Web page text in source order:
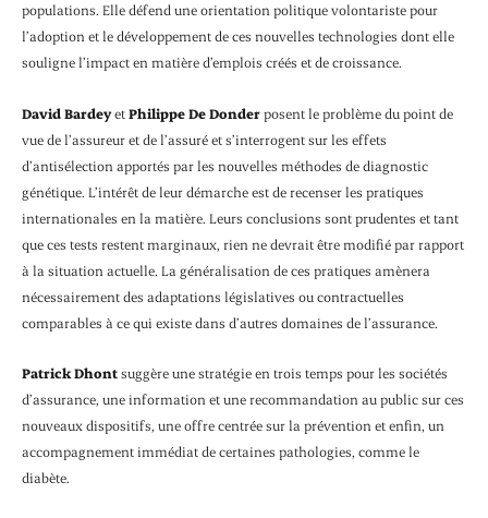
populations. Elle défend une orientation politique volontariste pour
l’adoption et le développement de ces nouvelles technologies dont elle
souligne l’impact en matière d’emplois créés et de croissance.
David BardeyetPhilippe De Donderposent le problème du point de
vue de l’assureur et de l’assuré et s’interrogent sur les effets
d’antisélection apportés par les nouvelles méthodes de diagnostic
génétique. L’intérêt de leur démarche est de recenser les pratiques
internationales en la matière. Leurs conclusions sont prudentes et tant
que ces tests restent marginaux, rien ne devrait être modifié par rapport
à la situation actuelle. La généralisation de ces pratiques amènera
nécessairement des adaptations législatives ou contractuelles
comparables à ce qui existe dans d’autres domaines de l’assurance.
Patrick Dhontsuggère une stratégie en trois temps pour les sociétés
d’assurance, une information et une recommandation au public sur ces
nouveaux dispositifs, une offre centrée sur la prévention et enfin, un
accompagnement immédiat de certaines pathologies, comme le
diabète.